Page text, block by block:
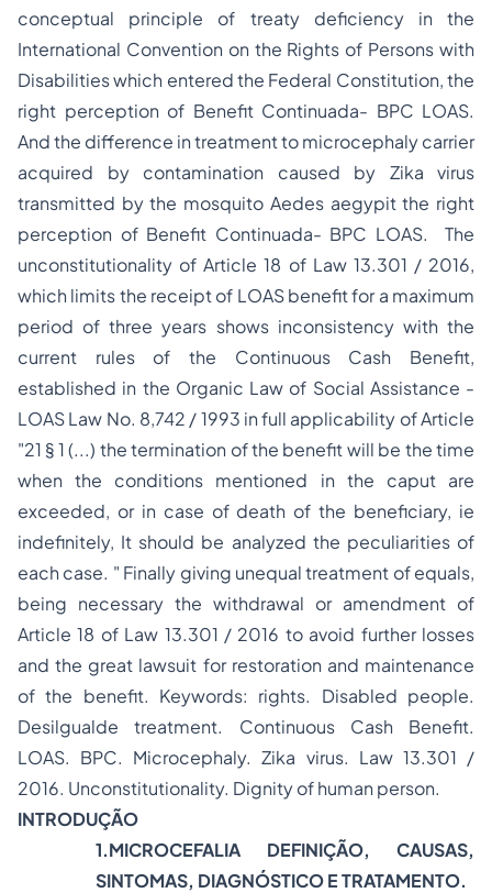
conceptual principle of treaty deficiency in the
International Convention on the Rights of Persons with
Disabilities which entered the Federal Constitution, the
right perception of Benefit Continuada- BPC LOAS.
And the difference in treatment to microcephaly carrier
acquired by contamination caused by Zika virus
transmitted by the mosquito Aedes aegypit the right
perception of Benefit Continuada- BPC LOAS. The
unconstitutionality of Article 18 of Law 13.301 / 2016,
which limits the receipt of LOAS benefit for a maximum
period of three years shows inconsistency with the
current rules of the Continuous Cash Benefit,
established in the Organic Law of Social Assistance -
LOAS Law No. 8,742 / 1993 in full applicability of Article
"21 § 1 (...) the termination of the benefit will be the time
when the conditions mentioned in the caput are
exceeded, or in case of death of the beneficiary, ie
indefinitely, It should be analyzed the peculiarities of
each case. " Finally giving unequal treatment of equals,
being necessary the withdrawal or amendment of
Article 18 of Law 13.301 / 2016 to avoid further losses
and the great lawsuit for restoration and maintenance
of the benefit. Keywords: rights. Disabled people.
Desilgualde treatment. Continuous Cash Benefit.
LOAS. BPC. Microcephaly. Zika virus. Law 13.301 /
2016. Unconstitutionality. Dignity of human person.
INTRODUÇÃO
1.MICROCEFALIA DEFINIÇÃO, CAUSAS,
SINTOMAS, DIAGNÓSTICO E TRATAMENTO.